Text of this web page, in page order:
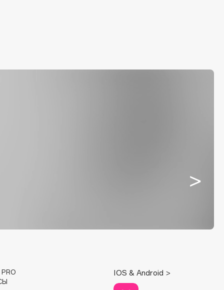
PRO
IOS & Android >